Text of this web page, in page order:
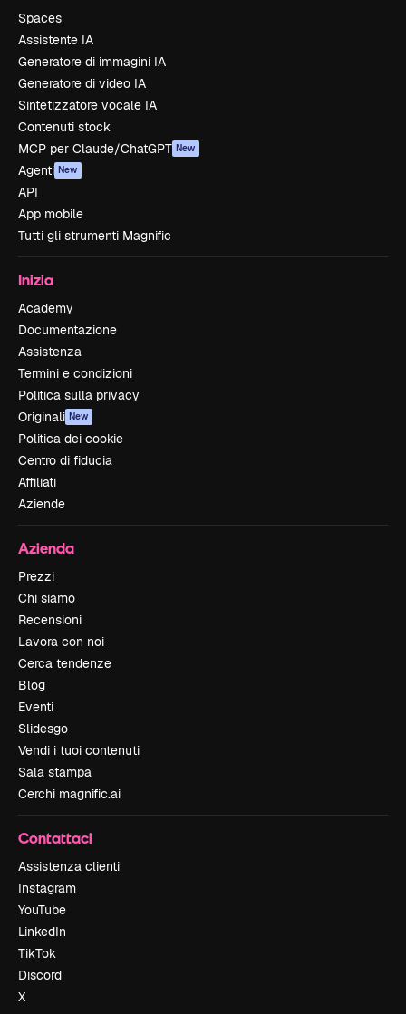
Spaces
Assistente IA
Generatore di immagini IA
Generatore di video IA
Sintetizzatore vocale IA
Contenuti stock
MCP per Claude/ChatGPT New
Agenti New
API
App mobile
Tutti gli strumenti Magnific
Inizia
Academy
Documentazione
Assistenza
Termini e condizioni
Politica sulla privacy
Originali New
Politica dei cookie
Centro di fiducia
Affiliati
Aziende
Azienda
Prezzi
Chi siamo
Recensioni
Lavora con noi
Cerca tendenze
Blog
Eventi
Slidesgo
Vendi i tuoi contenuti
Sala stampa
Cerchi magnific.ai
Contattaci
Assistenza clienti
Instagram
YouTube
LinkedIn
TikTok
Discord
X